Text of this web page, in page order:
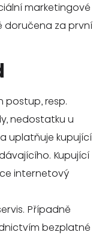
marketingové
doručena za první
postup, resp.
nedostatku u
uplatňuje kupující
Kupující
internetový
Případně
bezplatné